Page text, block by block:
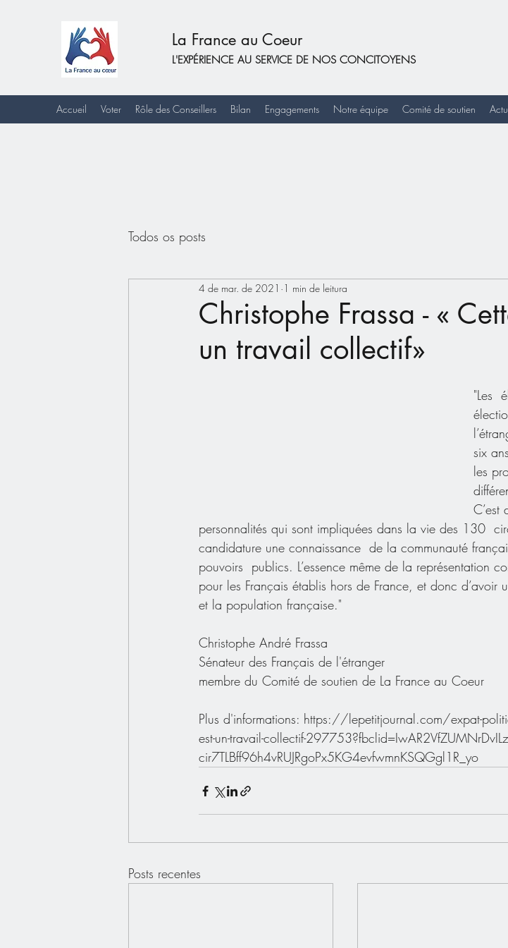
La France au Coeur
L'EXPÉRIENCE AU SERVICE DE NOS CONCITOYENS
Accueil Voter Rôle des Conseillers Bilan Engagements Notre équipe Comité de soutien
Todos os posts
Christophe Frassa - «
un travail collectif»
4 de mar. de 2021 1 min de leitura
"Les
six
les
C’est
personnalités qui sont impliquées dans la vie des 130
candidature une connaissance  de la communauté
pouvoirs  publics. L’essence même de la représentation
pour les Français établis hors de France, et donc d’avoir
et la population française."
Christophe André Frassa
Sénateur des Français de l'étranger
membre du Comité de soutien de La France au Coeur
Plus d'informations: https://lepetitjournal.com/expat-
est-un-travail-collectif-
cir7TLBff96h4vRUJRgoPx5KG4evfwmnKSQGgl1R_yo
Posts recentes